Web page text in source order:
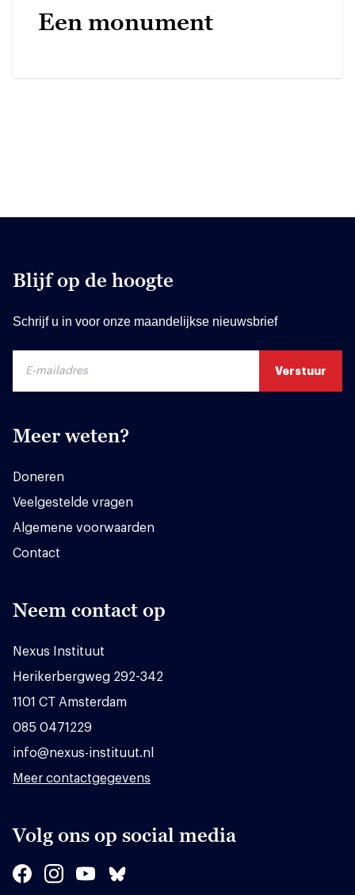
Een monument
Blijf op de hoogte
Schrijf u in voor onze maandelijkse nieuwsbrief
Meer weten?
Doneren
Veelgestelde vragen
Algemene voorwaarden
Contact
Neem contact op
Nexus Instituut
Herikerbergweg 292-342
1101 CT Amsterdam
085 0471229
info@nexus-instituut.nl
Meer contactgegevens
Volg ons op social media